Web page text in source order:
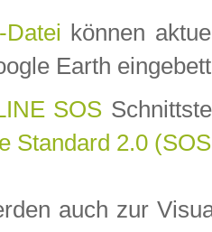
Datei können
Earth
SOS
Standard 2.0
auch zur